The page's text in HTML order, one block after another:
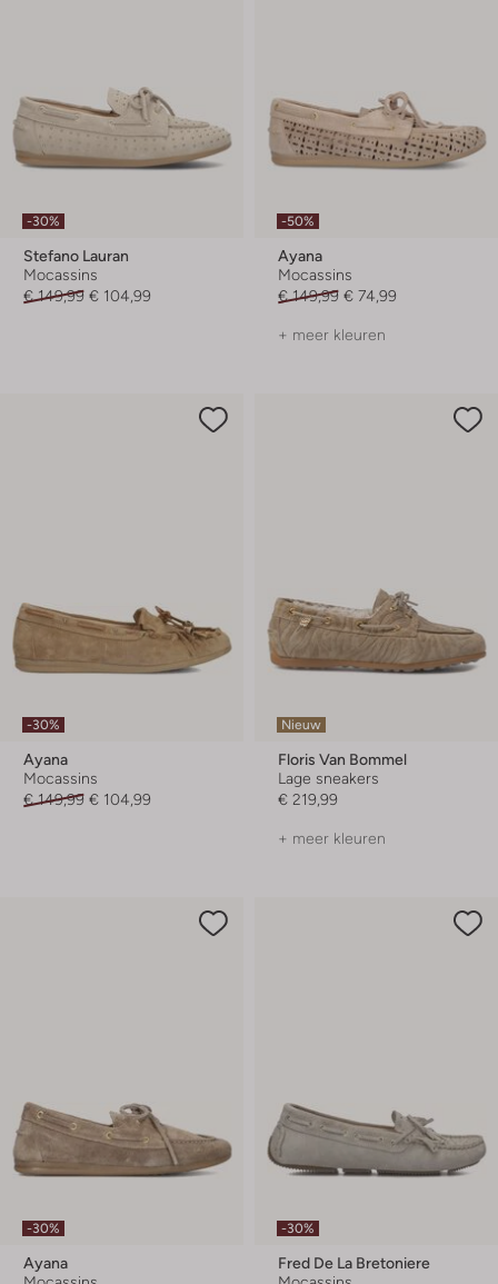
-30%
Stefano Lauran
Mocassins
€ 149,99 € 104,99
-50%
Ayana
Mocassins
€ 149,99 € 74,99
+ meer kleuren
-30%
Ayana
Mocassins
€ 149,99 € 104,99
Nieuw
Floris Van Bommel
Lage sneakers
€ 219,99
+ meer kleuren
-30%
Ayana
-30%
Fred De La Bretoniere